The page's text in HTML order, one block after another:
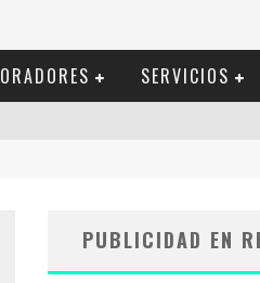
ORADORES SERVICIOS
PUBLICIDAD EN